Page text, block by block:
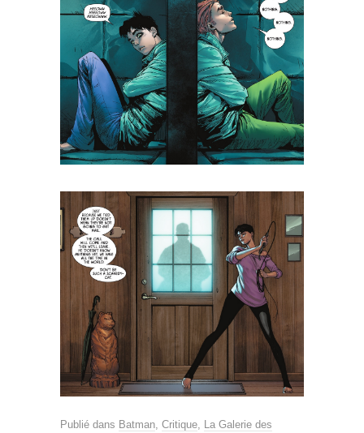
Publié dans Batman Critique
La Galerie des